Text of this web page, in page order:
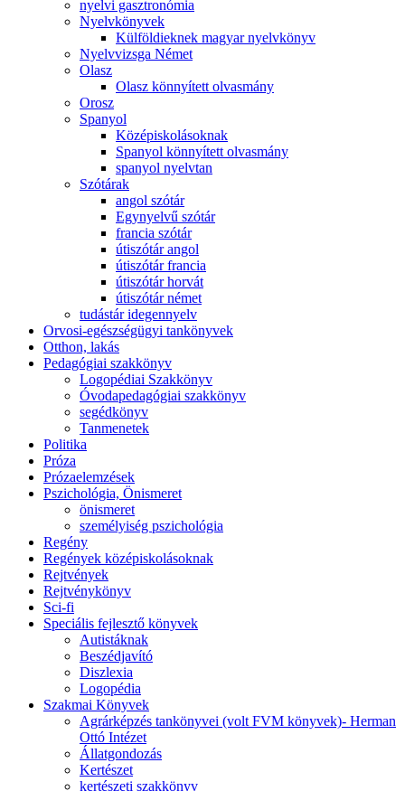
nyelvi gasztronómia
Nyelvkönyvek
Külföldieknek magyar nyelvkönyv
Nyelvvizsga Német
Olasz
Olasz könnyített olvasmány
Orosz
Spanyol
Középiskolásoknak
Spanyol könnyített olvasmány
spanyol nyelvtan
Szótárak
angol szótár
Egynyelvű szótár
francia szótár
útiszótár angol
útiszótár francia
útiszótár horvát
útiszótár német
tudástár idegennyelv
Orvosi-egészségügyi tankönyvek
Otthon, lakás
Pedagógiai szakkönyv
Logopédiai Szakkönyv
Óvodapedagógiai szakkönyv
segédkönyv
Tanmenetek
Politika
Próza
Prózaelemzések
Pszichológia, Önismeret
önismeret
személyiség pszichológia
Regény
Regények középiskolásoknak
Rejtvények
Rejtvénykönyv
Sci-fi
Speciális fejlesztő könyvek
Autistáknak
Beszédjavító
Diszlexia
Logopédia
Szakmai Könyvek
Agrárképzés tankönyvei (volt FVM könyvek)- Herman
Ottó Intézet
Állatgondozás
Kertészet
kertészeti szakkönyv